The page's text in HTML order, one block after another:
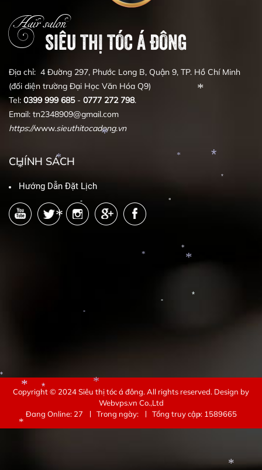
*
*
*
*
*
*
Hair salon
SIÊU THỊ TÓC Á ĐÔNG
Địa chỉ: 4 Đường 297, Phước Long B, Quận 9, TP. Hồ Chí Minh
(đối diện trường Đại Học Văn Hóa Q9)
Tel: 0399 999 685- 0777 272 798.
Email: tn2348909@gmail.com
https://www.sieuthitocadong.vn
CHÍNH SÁCH
Hướng Dẫn Đặt Lịch
Copyright © 2024Siêu thị tóc á đông. All rights reserved. Design by
Webvps.vn Co.,Ltd
Đang Online: 27
Trong ngày: Tổng truy cập: 1589665